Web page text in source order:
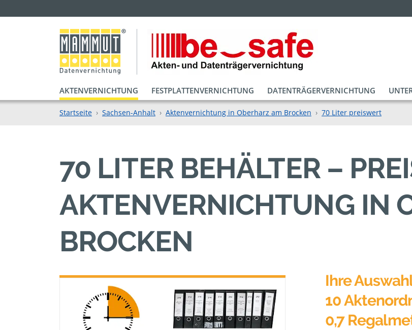
AKTENVERNICHTUNG FESTPLATTENVERNICHTUNG DATENTRÄGERVERNICHTUNG
Startseite Sachsen-Anhalt Aktenvernichtung in Oberharz am Brocken 70 Liter preiswert
70 LITER BEHÄLTER –
AKTENVERNICHTUNG IN
BROCKEN
Ihre
10
0,7